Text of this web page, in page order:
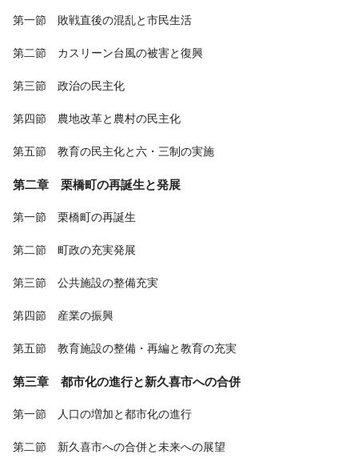
第一節 敗戦直後の混乱と市民生活
第二節 カスリーン台風の被害と復興
第三節 政治の民主化
第四節 農地改革と農村の民主化
第五節 教育の民主化と六・三制の実施
第二章 栗橋町の再誕生と発展
第一節 栗橋町の再誕生
第二節 町政の充実発展
第三節 公共施設の整備充実
第四節 産業の振興
第五節 教育施設の整備・再編と教育の充実
第三章 都市化の進行と新久喜市への合併
第一節 人口の増加と都市化の進行
第二節 新久喜市への合併と未来への展望